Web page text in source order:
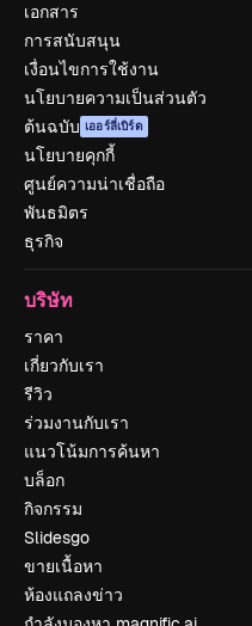
เอกสาร
การสนับสนุน
เงื่อนไขการใช้งาน
นโยบายความเป็นส่วนตัว
ต้นฉบับ เออร์ลี่เบิร์ด
นโยบายคุกกี้
ศูนย์ความน่าเชื่อถือ
พันธมิตร
ธุรกิจ
บริษัท
ราคา
เกี่ยวกับเรา
รีวิว
ร่วมงานกับเรา
แนวโน้มการค้นหา
บล็อก
กิจกรรม
Slidesgo
ขายเนื้อหา
ห้องแถลงข่าว